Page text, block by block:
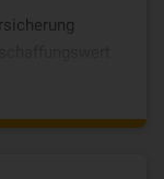
Deckung.